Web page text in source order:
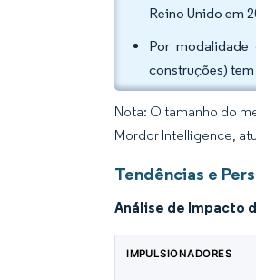
Reino Unido em
Por modalidade
construções) tem
Nota: O tamanho do
Mordor Intelligence,
Tendências e
Análise de Impacto
IMPULSIONADORES